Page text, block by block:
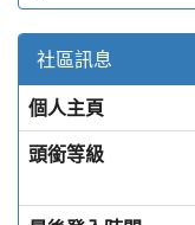
社區訊息
個人主頁
頭銜等級